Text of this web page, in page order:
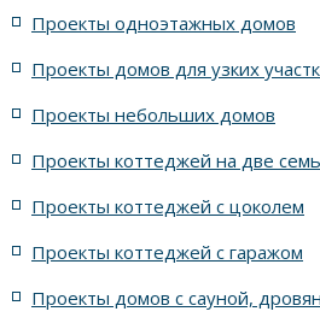
жилых в английском стиле
жилых в современном стиле с
с террасой и 6 комнатами
Проекты одноэтажных домов
Проекты домов для узких
Проекты небольших домов
Проекты коттеджей на две
Проекты коттеджей с цоколем
Проекты коттеджей с гаражом
Проекты домов с сауной,